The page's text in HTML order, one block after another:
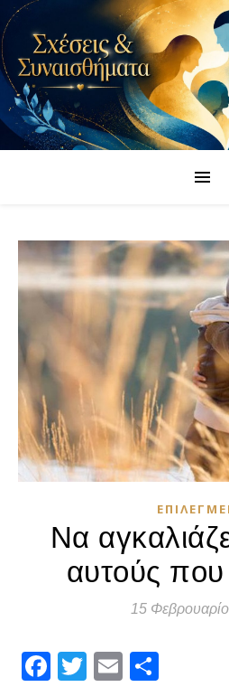
Να
αυτούς
15
Facebook
Twitter
Email